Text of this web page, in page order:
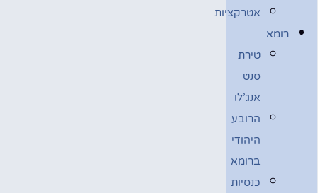
אטרקציות
רומא
טירת
סנט
אנג’לו
הרובע
היהודי
ברומא
כנסיות